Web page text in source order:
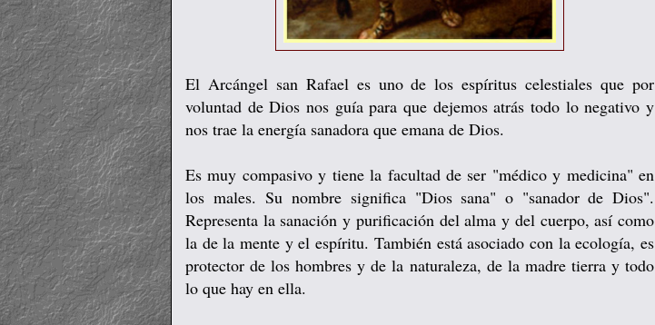
El Arcángel san Rafael es uno de los espíritus celestiales que por
voluntad de Dios nos guía para que dejemos atrás todo lo negativo y
nos trae la energía sanadora que emana de Dios.
Es muy compasivo y tiene la facultad de ser "médico y medicina" en
los males.Su nombre significa "Dios sana" o "sanador de Dios".
Representa la sanación y purificación del alma y del cuerpo, así como
la de la mente y el espíritu. También está asociado con la ecología, es
protector de los hombres y de la naturaleza, de la madre tierra y todo
lo que hay en ella.